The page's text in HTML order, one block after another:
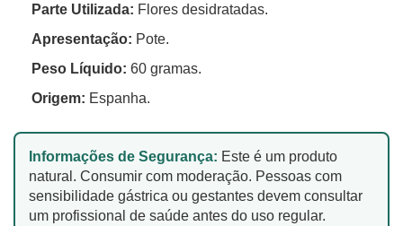
Parte Utilizada: Flores desidratadas.
Apresentação: Pote.
Peso Líquido: 60 gramas.
Origem: Espanha.
Informações de Segurança: Este é um produto
natural. Consumir com moderação. Pessoas com
sensibilidade gástrica ou gestantes devem consultar
um profissional de saúde antes do uso regular.